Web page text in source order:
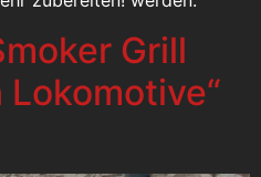
Grill
Lokomotive“